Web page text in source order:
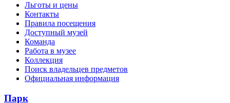
Льготы и цены
Контакты
Правила посещения
Доступный музей
Команда
Работа в музее
Коллекция
Поиск владельцев предметов
Официальная информация
Парк